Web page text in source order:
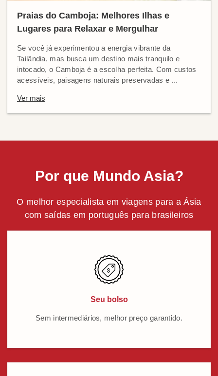
Praias do Camboja: Melhores Ilhas e
Lugares para Relaxar e Mergulhar
Se você já experimentou a energia vibrante da
Tailândia, mas busca um destino mais tranquilo e
intocado, o Camboja é a escolha perfeita. Com custos
acessíveis, paisagens naturais preservadas e ...
Ver mais
Por que Mundo Asia?
O melhor especialista em viagens para a Ásia
com saídas em português para brasileiros
Seu bolso
Sem intermediários, melhor preço garantido.